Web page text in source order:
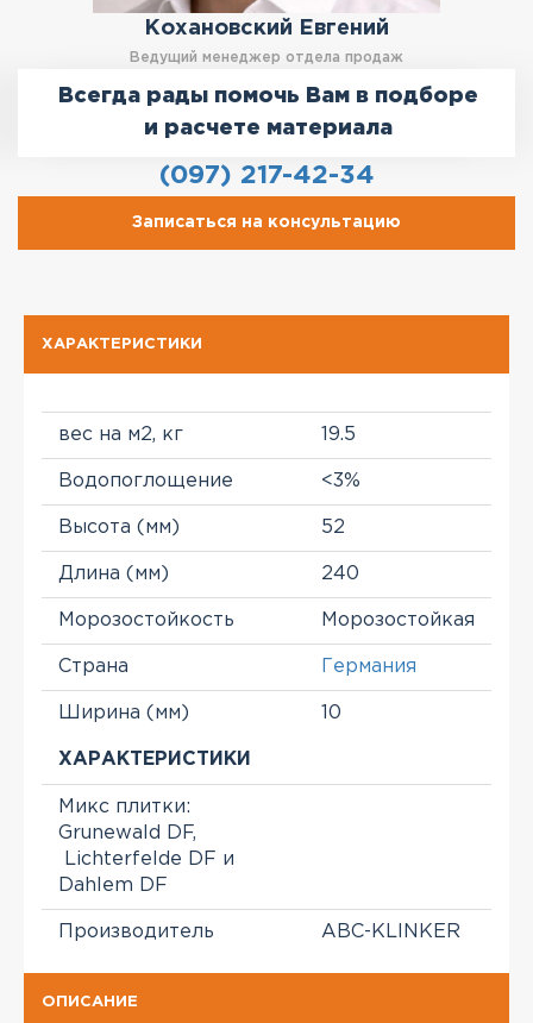
Кохановский Евгений
Ведущий менеджер отдела продаж
Всегда рады помочь Вам в подборе
и расчете материала
(097) 217-42-34
Записаться на консультацию
ХАРАКТЕРИСТИКИ
вес на м2, кг 19.5
Водопоглощение <3%
Высота (мм) 52
Длина (мм) 240
Морозостойкость Морозостойкая
Страна Германия
Ширина (мм) 10
ХАРАКТЕРИСТИКИ
Микс плитки:
Grunewald DF,
Lichterfelde DF и
Dahlem DF
Производитель ABC-KLINKER
ОПИСАНИЕ